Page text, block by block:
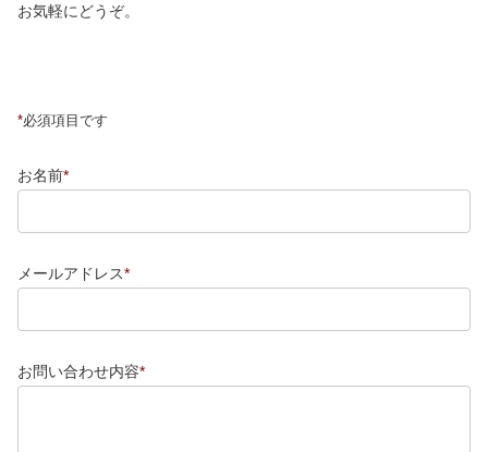
お気軽にどうぞ。
*必須項目です
お名前*
メールアドレス*
お問い合わせ内容*